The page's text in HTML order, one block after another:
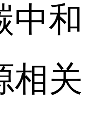
中和
相关